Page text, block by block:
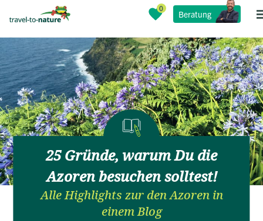
Beratung
25 Gründe, warum Du die
Azoren besuchen solltest!
Alle Highlights zur den Azoren in
einem Blog